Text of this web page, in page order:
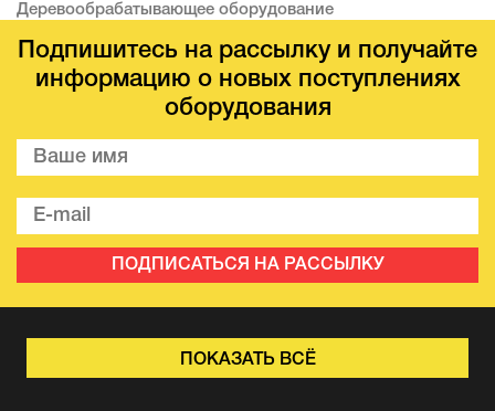
Деревообрабатывающее оборудование
Подпишитесь на рассылку и получайте
информацию о новых поступлениях
оборудования
ПОДПИСАТЬСЯ НА РАССЫЛКУ
ПОКАЗАТЬ ВСЁ